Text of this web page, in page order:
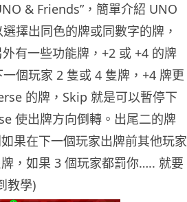
& Friends”，簡單介紹 UNO
擇出同色的牌或同數字的牌，
有一些功能牌，+2 或 +4 的牌
個玩家 2 隻或 4 隻牌，+4 牌更
的牌，Skip 就是可以暫停下
使出牌方向倒轉。出尾二的牌
果在下一個玩家出牌前其他玩家
，如果 3 個玩家都罰你….. 就要
教學)